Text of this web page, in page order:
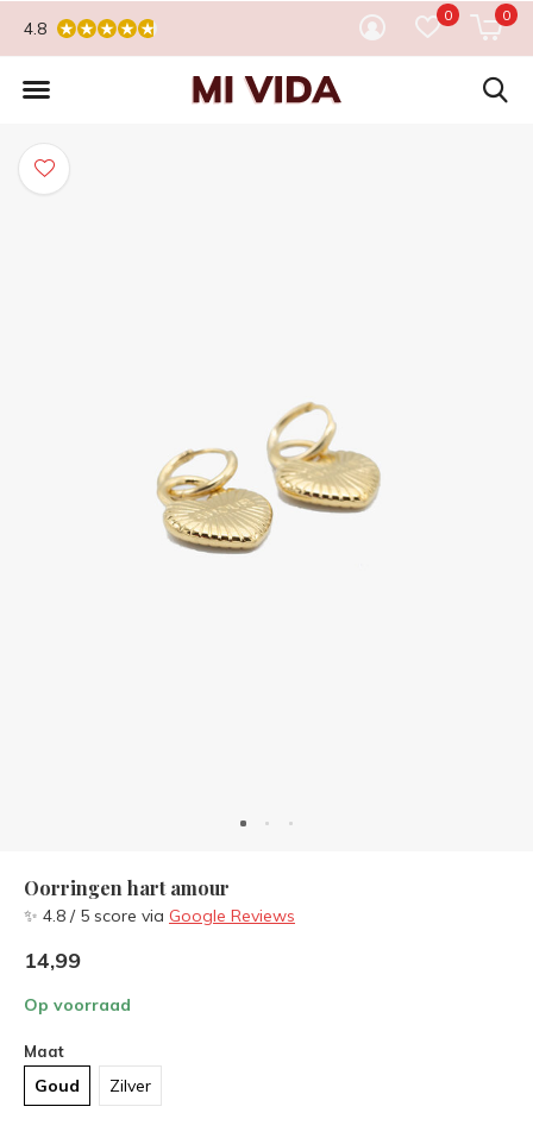
0 0
4.8
Oorringen hart amour
✨ 4.8 / 5 score via Google Reviews
14,99
Op voorraad
Maat
Goud Zilver